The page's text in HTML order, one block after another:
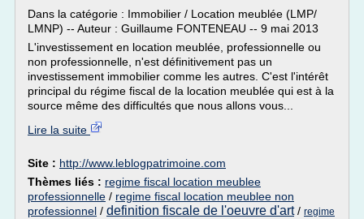
Dans la catégorie : Immobilier / Location meublée (LMP/
LMNP) -- Auteur : Guillaume FONTENEAU -- 9 mai 2013
L'investissement en location meublée, professionnelle ou
non professionnelle, n'est définitivement pas un
investissement immobilier comme les autres. C'est l'intérêt
principal du régime fiscal de la location meublée qui est à la
source même des difficultés que nous allons vous...
Lire la suite
Site : http://www.leblogpatrimoine.com
Thèmes liés : regime fiscal location meublee
professionnelle / regime fiscal location meublee non
professionnel / definition fiscale de l'oeuvre d'art/ regime